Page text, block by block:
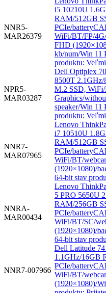
NNR5-
MAR26379
i5 10210U
RAM/512GB
PCIe/
WiFi/BT/FP/
FHD
kb/num/Win 11
produktu:
NPR5-
MAR03287
Dell Optiplex
8500T
M.2 SSD,
Graphics/
speaker/Win 11
produktu:
NNR7-
MAR07965
Lenovo
i7 10510U
RAM/512GB
PCIe/
WiFi/BT/
(1920×1080)/
64-bit stav
NNRA-
MAR00434
Lenovo
5 PRO 5650U
RAM/256GB
PCIe/
WiFi/BT/SC/
(1920×1080)/
64-bit stav
NNR7-007966
Dell Latitude
1.1GHz/16GB
PCIe/
WiFi/BT/
(1920×1080)/